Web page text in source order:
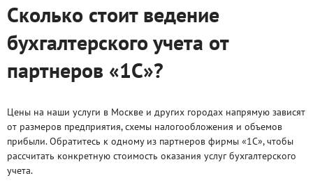
Сколько стоит ведение
бухгалтерского учета от
партнеров «1С»?
Цены на наши услуги в Москве и других городах напрямую зависят
от размеров предприятия, схемы налогообложения и объемов
прибыли. Обратитесь к одному из партнеров фирмы «1С», чтобы
рассчитать конкретную стоимость оказания услуг бухгалтерского
учета.